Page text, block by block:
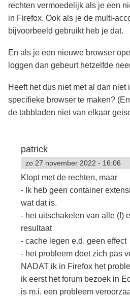
rechten vermoedelijk als je een
in Firefox. Ook als je de multi-
bijvoorbeeld gebruikt heb je dat.
En als je een nieuwe browser
loggen dan gebeurt hetzelfde
Heeft het dus niet met al dan
specifieke browser te maken?
de tabbladen niet van elkaar
patrick
zo 27 november 2022 - 16:06
Klopt met de rechten, maar
- Ik heb geen container
wat dat is.
- het uitschakelen van alle (!)
resultaat
- cache legen e.d. geen effect
- het probleem doet zich pas
NADAT ik in Firefox het
ik eerst het forum bezoek in
is m.i. een probleem